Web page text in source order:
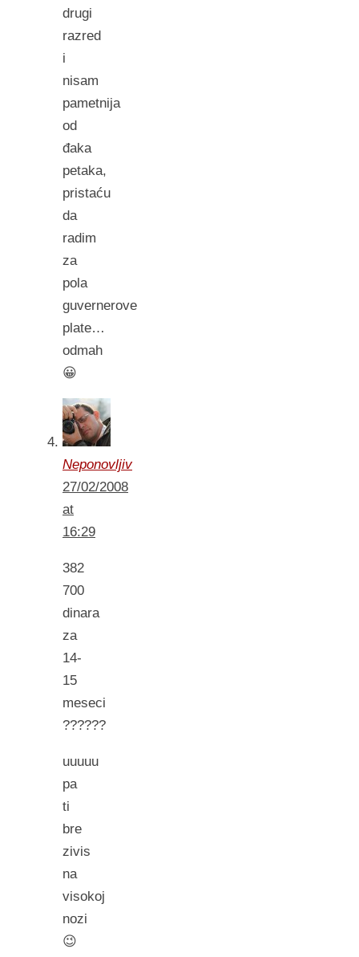
drugi
razred
i
nisam
pametnija
od
đaka
petaka,
pristaću
da
radim
za
pola
guvernerove
plate…
odmah
😀
Neponovljiv
27/02/2008
at
16:29
382
700
dinara
za
14-
15
meseci
??????
uuuuu
pa
ti
bre
zivis
na
visokoj
nozi
😉